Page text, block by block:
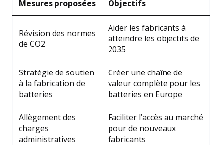
Mesures proposées Objectifs
Révision des normes
de CO2
Aider les fabricants à
atteindre les objectifs de
2035
Stratégie de soutien
à la fabrication de
batteries
Créer une chaîne de
valeur complète pour les
batteries en Europe
Allègement des
charges
administratives
Faciliter l’accès au marché
pour de nouveaux
fabricants